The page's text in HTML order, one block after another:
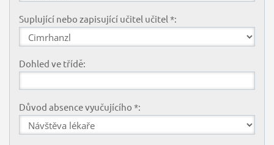
Suplující nebo zapisující učitel učitel *:
Dohled ve třídě:
Důvod absence vyučujícího *: